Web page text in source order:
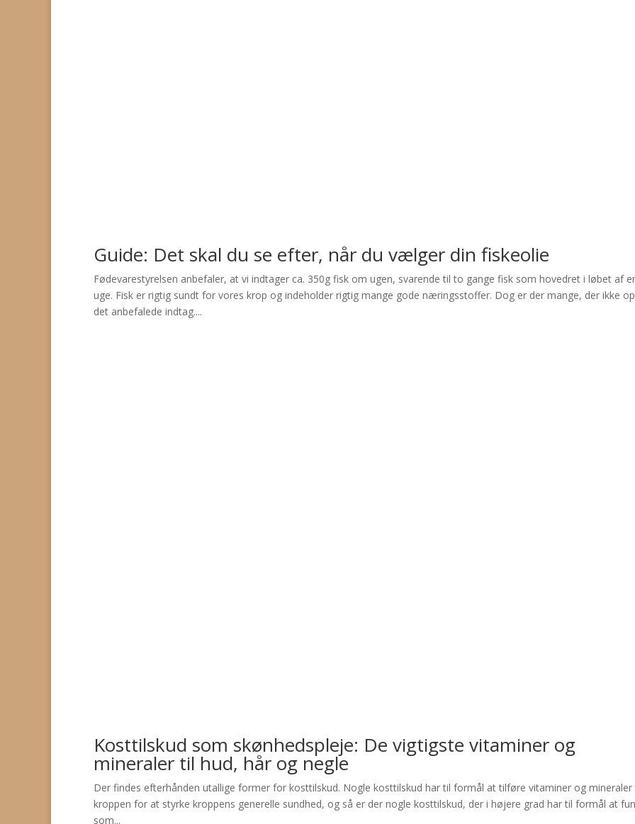
Guide: Det skal du se efter, når du vælger din fiskeolie
Fødevarestyrelsen anbefaler, at vi indtager ca. 350g fisk om ugen, svarende til to gange fisk som hovedret i løbet af
uge. Fisk er rigtig sundt for vores krop og indeholder rigtig mange gode næringsstoffer. Dog er der mange, der ikke
det anbefalede indtag....
Kosttilskud som skønhedspleje: De vigtigste vitaminer og
mineraler til hud, hår og negle
Der findes efterhånden utallige former for kosttilskud. Nogle kosttilskud har til formål at tilføre vitaminer og mineraler
kroppen for at styrke kroppens generelle sundhed, og så er der nogle kosttilskud, der i højere grad har til formål at
som...